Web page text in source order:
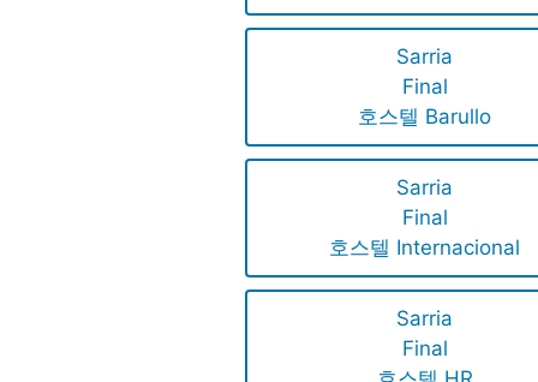
Sarria
Final
호스텔 Barullo
Sarria
Final
호스텔 Internacional
Sarria
Final